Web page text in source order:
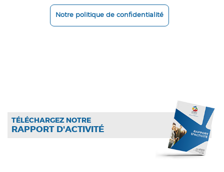
Notre politique de confidentialité
TÉLÉCHARGEZ NOTRE
RAPPORT D'ACTIVITÉ